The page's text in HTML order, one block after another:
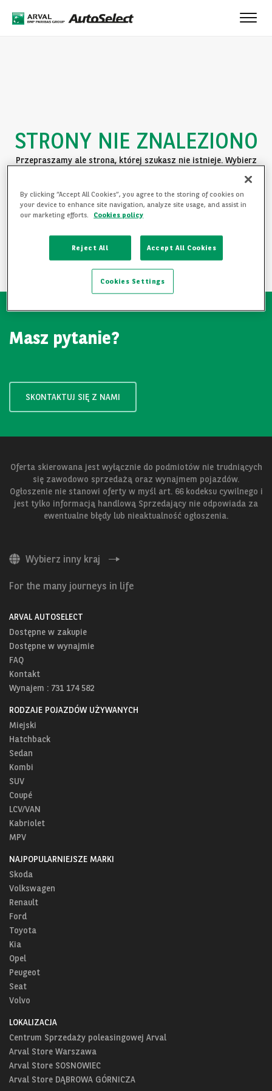
Toggle
STRONY NIE ZNALEZIONO
Przepraszamy ale strona, której szukasz nie istnieje. Wybierz
POWRÓT DO STRONY GŁÓWNEJ
ZAPOZNAJ SIĘ Z OFERTĄ
Masz pytanie?
SKONTAKTUJ SIĘ Z NAMI
Oferta skierowana jest wyłącznie do podmiotów nie trudniących
się zawodowo sprzedażą oraz wynajmem pojazdów.
Ogłoszenie nie stanowi oferty w myśl art. 66 kodeksu cywilnego i
jest tylko informacją handlową Sprzedający nie odpowiada za
ewentualne błędy lub nieaktualność ogłoszenia.
Wybierz inny kraj
For the many journeys in life
ARVAL AUTOSELECT
Dostępne w zakupie
Dostępne w wynajmie
FAQ
Kontakt
Wynajem : 731 174 582
RODZAJE POJAZDÓW UŻYWANYCH
Miejski
Hatchback
Sedan
Kombi
SUV
Coupé
LCV/VAN
Kabriolet
MPV
NAJPOPULARNIEJSZE MARKI
Skoda
Volkswagen
Renault
Ford
Toyota
Kia
Opel
Peugeot
Seat
Volvo
LOKALIZACJA
Centrum Sprzedaży poleasingowej Arval
Arval Store Warszawa
Arval Store SOSNOWIEC
Arval Store DĄBROWA GÓRNICZA
By clicking “Accept All Cookies”, you agree to the storing of cookies on
your device to enhance site navigation, analyze site usage, and assist in
our marketing efforts.
Cookies policy
Reject All Accept All Cookies
Cookies Settings